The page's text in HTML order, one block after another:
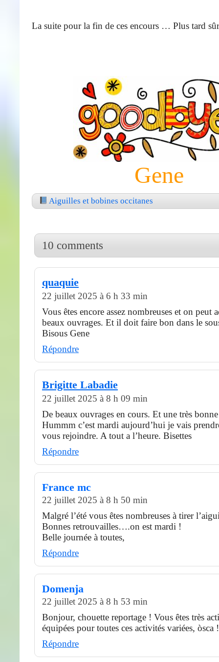
La suite pour la fin de ces encours … Plus tard
Gene
Aiguilles et bobines occitanes
10 comments
quaquie
22 juillet 2025 à 6 h 33 min
Vous êtes encore assez nombreuses et on peut
beaux ouvrages. Et il doit faire bon dans le
Bisous Gene
Répondre
Brigitte Labadie
22 juillet 2025 à 8 h 09 min
De beaux ouvrages en cours. Et une très
Hummm c’est mardi aujourd’hui je vais
vous rejoindre. A tout a l’heure. Bisettes
Répondre
France mc
22 juillet 2025 à 8 h 50 min
Malgré l’été vous êtes nombreuses à tirer
Bonnes retrouvailles….on est mardi !
Belle journée à toutes,
Répondre
Domenja
22 juillet 2025 à 8 h 53 min
Bonjour, chouette reportage ! Vous êtes très
équipées pour toutes ces activités variées, òsca !
Répondre